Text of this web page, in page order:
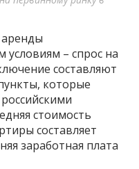
– спрос на
составляют
которые
стоимость
составляет
заработная плата